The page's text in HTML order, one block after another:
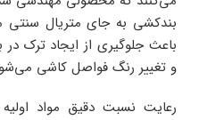
بندکشی به جای متریال سنتی
باعث جلوگیری از ایجاد ترک در
و تغییر رنگ فواصل کاشی
رعایت نسبت دقیق مواد